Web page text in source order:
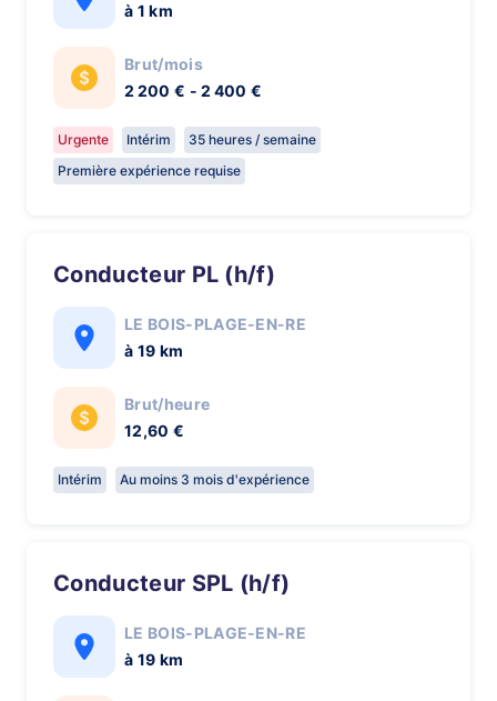
à 1 km
Brut/mois
2 200 € - 2 400 €
Urgente Intérim
35 heures / semaine
Première expérience requise
Conducteur PL (h/f)
LE BOIS-PLAGE-EN-RE
à 19 km
Brut/heure
12,60 €
Intérim Au moins 3 mois d'expérience
Conducteur SPL (h/f)
LE BOIS-PLAGE-EN-RE
à 19 km